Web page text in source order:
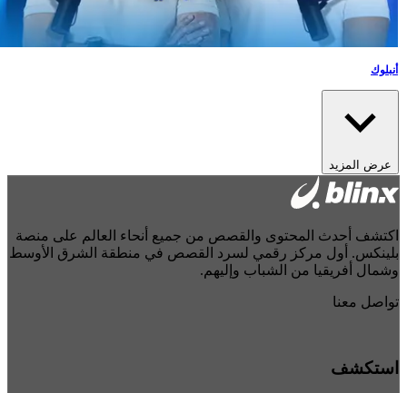
أنبلوك
عرض المزيد
اكتشف أحدث المحتوى والقصص من جميع أنحاء العالم على منصة
بلينكس. أول مركز رقمي لسرد القصص في منطقة الشرق الأوسط
وشمال أفريقيا من الشباب وإليهم.
تواصل معنا
استكشف